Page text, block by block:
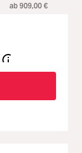
ab 909,00 €